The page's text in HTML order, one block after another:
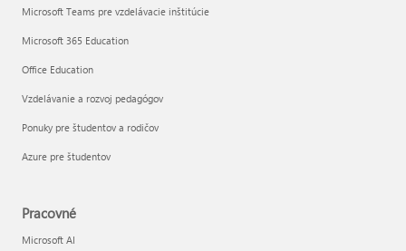
Microsoft Teams pre vzdelávacie inštitúcie
Microsoft 365 Education
Office Education
Vzdelávanie a rozvoj pedagógov
Ponuky pre študentov a rodičov
Azure pre študentov
Pracovné
Microsoft AI